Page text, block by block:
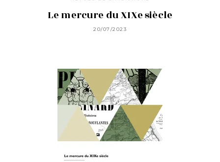
Le mercure du XIXe siècle
20/07/2023